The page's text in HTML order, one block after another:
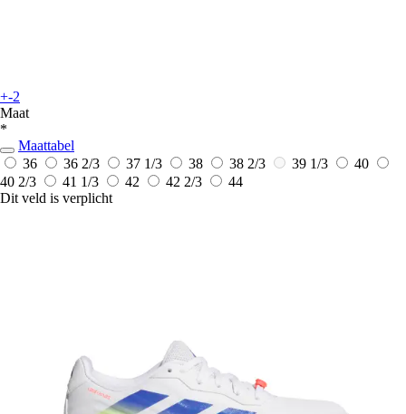
+-2
Maat
*
Maattabel
36
36 2/3 37 1/3 38 38 2/3 39 1/3
40
40 2/3
41 1/3 42 42 2/3
44
Dit veld is verplicht